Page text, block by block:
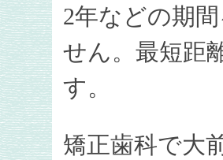
2年などの期
せん。最短距
す。
矯正歯科で大